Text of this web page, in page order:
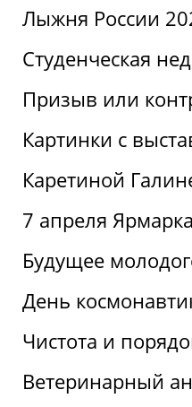
Лыжня России
Студенческая
Призыв или
Картинки с
Каретиной
7 апреля
Будущее
День
Чистота и
Ветеринарный